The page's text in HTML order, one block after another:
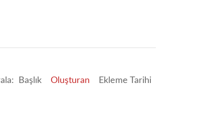
Başlık Oluşturan Ekleme Tarihi